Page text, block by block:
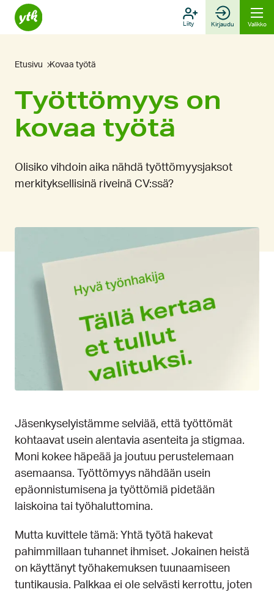
Hyppää
sisältöön
Liity Kirjaudu Valikko
Etusivu Kovaa työtä
Työttömyys on
kovaa työtä
Olisiko vihdoin aika nähdä työttömyysjaksot
merkityksellisinä riveinä CV:ssä?
Jäsenkyselyistämme selviää, että työttömät
kohtaavat usein alentavia asenteita ja stigmaa.
Moni kokee häpeää ja joutuu perustelemaan
asemaansa. Työttömyys nähdään usein
epäonnistumisena ja työttömiä pidetään
laiskoina tai työhaluttomina.
Mutta kuvittele tämä: Yhtä työtä hakevat
pahimmillaan tuhannet ihmiset. Jokainen heistä
on käyttänyt työhakemuksen tuunaamiseen
tuntikausia. Palkkaa ei ole selvästi kerrottu, joten